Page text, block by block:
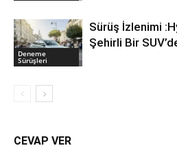
Deneme
Sürüşleri
Sürüş İzlenimi
Şehirli Bir
CEVAP VER